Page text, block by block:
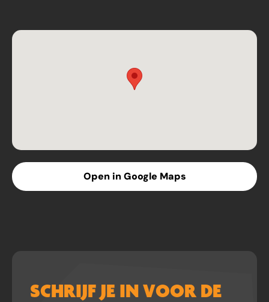
Open in Google Maps
SCHRIJF JE IN VOOR DE